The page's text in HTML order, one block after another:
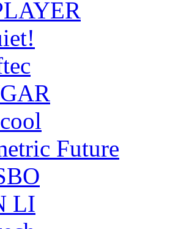
Future
LI